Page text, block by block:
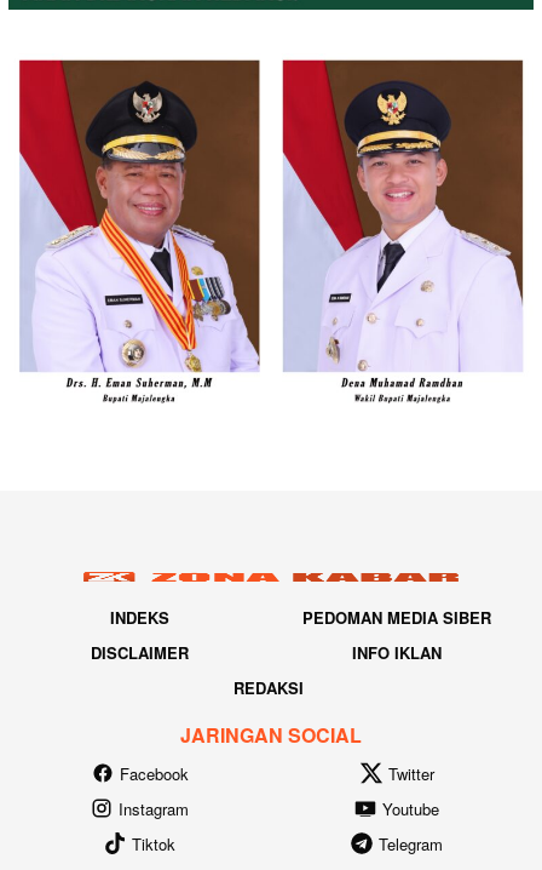
INDEKS
PEDOMAN MEDIA SIBER
DISCLAIMER
INFO IKLAN
REDAKSI
JARINGAN SOCIAL
Facebook
Twitter
Instagram
Youtube
Tiktok
Telegram